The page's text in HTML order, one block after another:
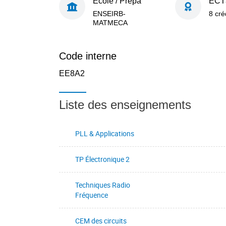
ENSEIRB-
MATMECA
8
Code interne
EE8A2
Liste des enseignements
PLL & Applications
TP Électronique 2
Techniques Radio
Fréquence
CEM des circuits